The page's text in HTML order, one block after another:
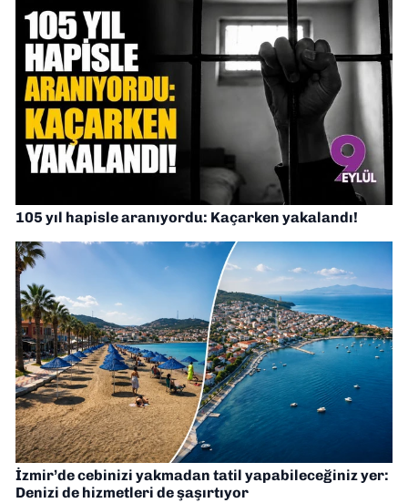
105 yıl hapisle aranıyordu: Kaçarken yakalandı!
İzmir’de cebinizi yakmadan tatil yapabileceğiniz yer:
Denizi de hizmetleri de şaşırtıyor